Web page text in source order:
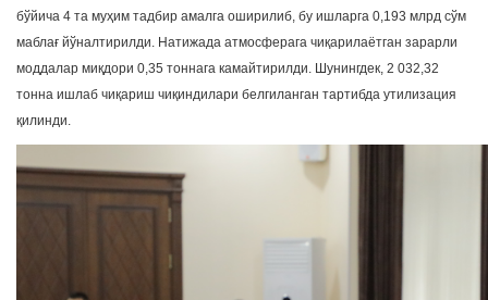
бўйича 4 та муҳим тадбир амалга оширилиб, бу ишларга 0,193 млрд сўм
маблағ йўналтирилди. Натижада атмосферага чиқарилаётган зарарли
моддалар миқдори 0,35 тоннага камайтирилди. Шунингдек, 2 032,32
тонна ишлаб чиқариш чиқиндилари белгиланган тартибда утилизация
қилинди.